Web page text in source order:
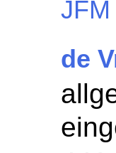
de